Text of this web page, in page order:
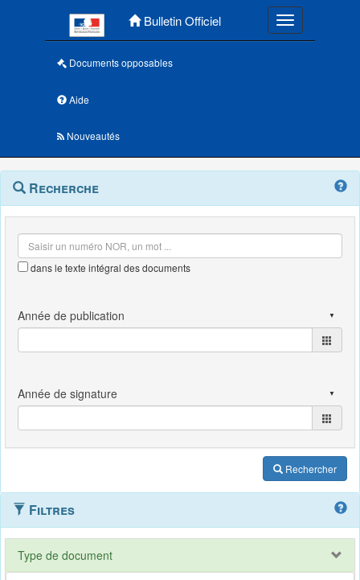
Bulletin Officiel Toggle
Documents opposables
Aide
Nouveautés
Navigation
outils
Menu
contextuel
Recherche
dans le texte intégral des documents
Rechercher
Filtres
Type de document